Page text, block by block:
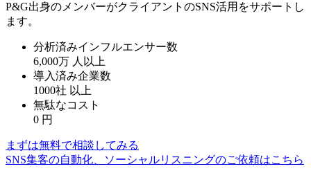
P&G出身のメンバーがクライアントのSNS活用をサポートし
ます。
分析済みインフルエンサー数
6,000万 人以上
導入済み企業数
1000社 以上
無駄なコスト
0 円
まずは無料で相談してみる
SNS集客の自動化、ソーシャルリスニングのご依頼はこちら